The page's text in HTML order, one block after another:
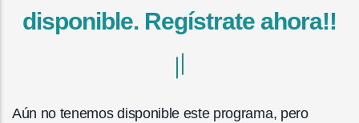
disponible. Regístrate ahora!!
Aún no tenemos disponible este programa, pero